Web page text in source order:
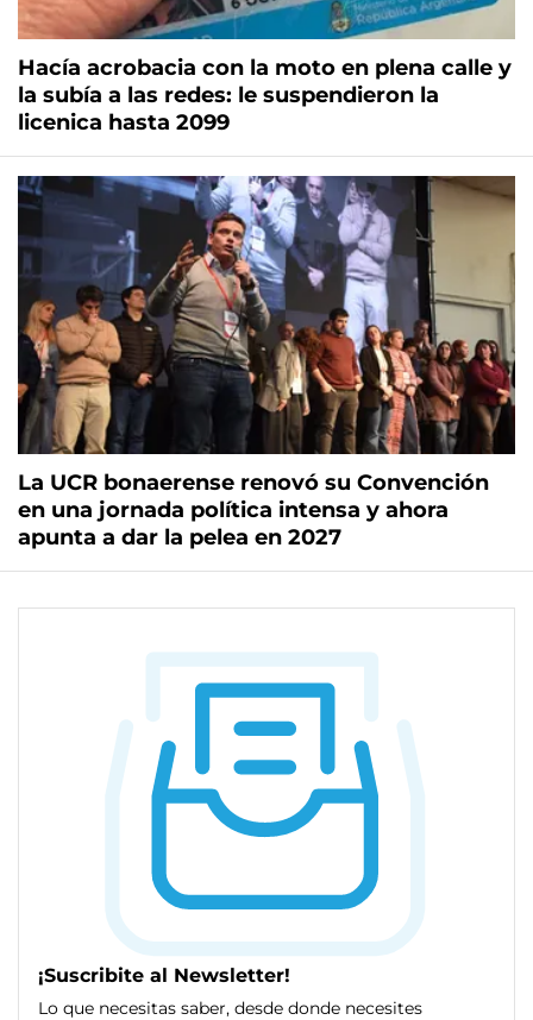
Hacía acrobacia con la moto en plena calle y
la subía a las redes: le suspendieron la
licenica hasta 2099
La UCR bonaerense renovó su Convención
en una jornada política intensa y ahora
apunta a dar la pelea en 2027
¡Suscribite al Newsletter!
Lo que necesitas saber, desde donde necesites